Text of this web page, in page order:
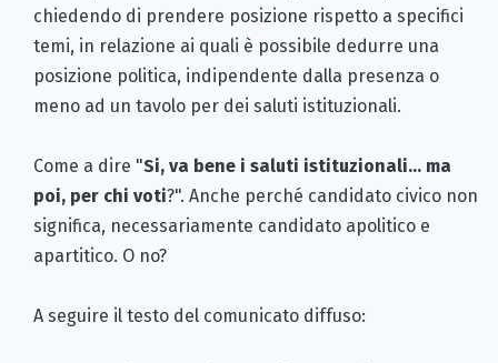
chiedendo di prendere posizione rispetto a specifici
temi, in relazione ai quali è possibile dedurre una
posizione politica, indipendente dalla presenza o
meno ad un tavolo per dei saluti istituzionali.
Come a dire "Si, va bene i saluti istituzionali... ma
poi, per chi voti?". Anche perché candidato civico non
significa, necessariamente candidato apolitico e
apartitico. O no?
A seguire il testo del comunicato diffuso: